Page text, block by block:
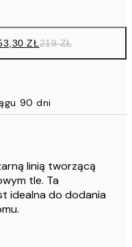
ZŁ219 ZŁ
90 dni
linią tworzącą
tle. Ta
idealna do dodania